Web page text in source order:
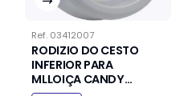
Ref. 03412007
RODIZIO DO CESTO
INFERIOR PARA
MLLOIÇA CANDY